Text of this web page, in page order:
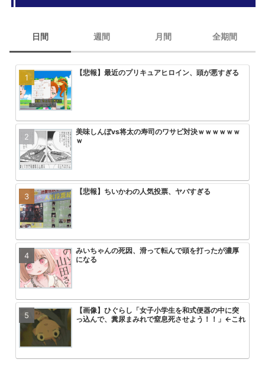
日間
【悲報】最近のプリキュアヒロイン、頭が悪すぎる
美味しんぼvs将太の寿司のワサビ対決ｗｗｗｗｗｗ
ｗ
【悲報】ちいかわの人気投票、ヤバすぎる
みいちゃんの死因、滑って転んで頭を打ったが濃厚
になる
【画像】ひぐらし「女子小学生を和式便器の中に突
っ込んで、糞尿まみれで窒息死させよう！！」←これ
週間
HUNTER×HUNTERのこいつって
【画像】ひぐらし「女子小学生を
美味しんぼvs将太の寿司のワサビ
【悲報】最近のプリキュアヒロイ
スラダンの海南が全国2位いけたの
やが
月間
みいちゃんと山田さん、次号最終回
アニメ無職転生3期が始まるけどこ
【画像】「彼岸島」の作者がヤニ
【朗報】ヤニねこ中国で大ヒット
フリーレンの世界線の民間魔法で
いなと思うもの
全期間
大人気エロ漫画「サバエとヤッた
【画像】トガちゃんの新作フィギ
【悲報】ワンパンマン3期の作画お
【悲報】ワンピース、適当につけ
速報 フリーレンの丸パクリ作品炎